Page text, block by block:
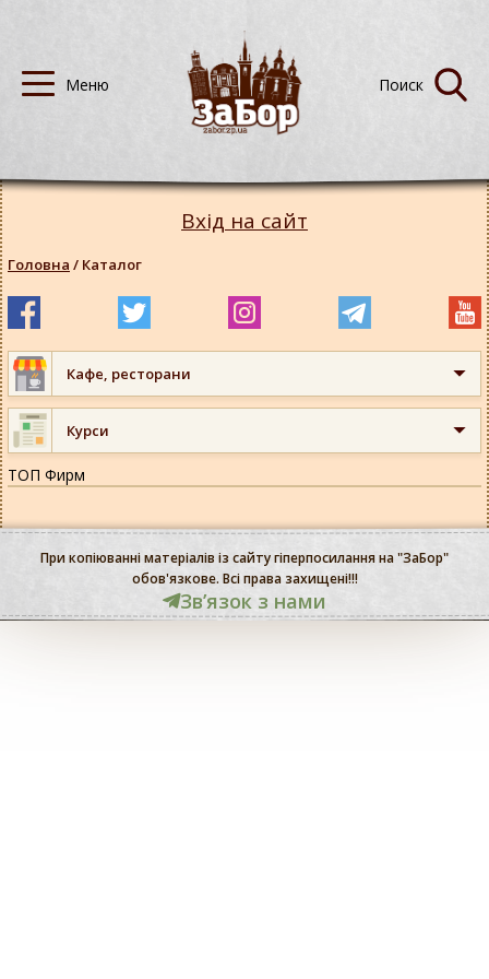
Кафе, ресторани
Курси
ТОП Фирм
Вхід на сайт
Головна / Каталог
При копіюванні матеріалів із сайту гіперпосилання на "ЗаБор"
обов'язкове. Всі права захищені!!!
Звʼязок з нами